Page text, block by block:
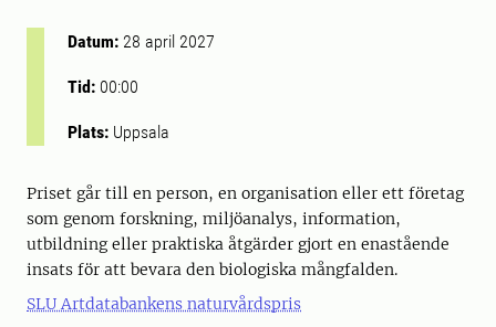
Datum: 28 april 2027
Tid: 00:00
Plats: Uppsala
Priset går till en person, en organisation eller ett företag
som genom forskning, miljöanalys, information,
utbildning eller praktiska åtgärder gjort en enastående
insats för att bevara den biologiska mångfalden.
SLU Artdatabankens naturvårdspris